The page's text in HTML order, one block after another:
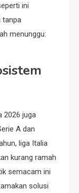
ini
tanpa
menunggu:
2026 juga
A dan
liga Italia
kurang ramah
semacam ini
solusi